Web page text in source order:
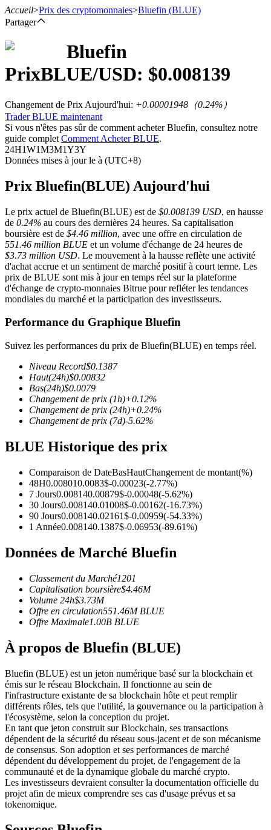
Contrats à terme
Futures USDT
Futures utilisant l'USDT comme garantie
TradFi
Produits dérivés sur actions, forex, métaux précieux et matières
Futures USDC
Futures utilisant l'USDC comme garantie
Copie de Trading
Rejoignez les meilleurs traders
Accueil>Prix des cryptomonnaies>Bluefin (BLUE)
Partager
Bluefin
PrixBLUE/USD: $0.008139
Changement de Prix Aujourd'hui: +0.00001948 （0.24%）
Trader BLUE maintenant
Si vous n'êtes pas sûr de comment acheter Bluefin, consultez notre
guide complet Comment Acheter BLUE.
24H1W1M3M1Y3Y
Données mises à jour le à (UTC+8)
Prix Bluefin(BLUE) Aujourd'hui
Le prix actuel de Bluefin(BLUE) est de $0.008139 USD, en hausse
de 0.24% au cours des dernières 24 heures. Sa capitalisation
boursière est de $4.46 million, avec une offre en circulation de
551.46 million BLUE et un volume d'échange de 24 heures de
$3.73 million USD. Le mouvement à la hausse reflète une activité
d'achat accrue et un sentiment de marché positif à court terme. Les
prix de BLUE sont mis à jour en temps réel sur la plateforme
d'échange de crypto-monnaies Bitrue pour refléter les tendances
mondiales du marché et la participation des investisseurs.
Performance du Graphique Bluefin
Suivez les performances du prix de Bluefin(BLUE) en temps réel.
Niveau Record$0.1387
Haut(24h)$0.00832
Bas(24h)$0.0079
Changement de prix (1h)+0.12%
Changement de prix (24h)+0.24%
Changement de prix (7d)-5.62%
BLUE Historique des prix
Comparaison de DateBasHautChangement de montant(%)
48H0.008010.0083$-0.00023(-2.77%)
7 Jours0.008140.00879$-0.00048(-5.62%)
30 Jours0.008140.01008$-0.00162(-16.73%)
90 Jours0.008140.02161$-0.00959(-54.33%)
1 Année0.008140.1387$-0.06953(-89.61%)
Données de Marché Bluefin
Classement du Marché1201
Capitalisation boursière$4.46M
Volume 24h$3.73M
Offre en circulation551.46M BLUE
Offre Maximale1.00B BLUE
À propos de Bluefin (BLUE)
Bluefin (BLUE) est un jeton numérique basé sur la blockchain et
émis sur le réseau Blockchain. Il fonctionne au sein de
l'infrastructure existante de sa blockchain hôte et peut remplir
différents rôles, tels que l'utilité, la gouvernance ou la participation à
l'écosystème, selon la conception du projet.
En tant que jeton construit sur Blockchain, ses transactions
dépendent de la sécurité du réseau sous-jacent et de son mécanisme
de consensus. Son adoption et ses performances de marché
dépendent du développement du projet, de l'engagement de la
communauté et de la dynamique globale du marché crypto.
Les investisseurs devraient consulter la documentation officielle du
projet afin de mieux comprendre ses cas d'usage prévus et sa
tokenomique.